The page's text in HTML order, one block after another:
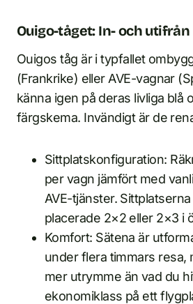
Ouigo-tåget: In- och utifrån
Ouigos tåg är i typfallet
(Frankrike) eller AVE-vagnar
känna igen på deras livliga blå
färgskema. Invändigt är de
Sittplatskonfiguration:
per vagn jämfört med
AVE-tjänster.
placerade 2×2 eller 2×3 i
Komfort: Sätena är
under flera timmars resa,
mer utrymme än vad du
ekonomiklass på ett